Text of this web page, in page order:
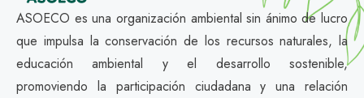
ASOECO es una organización ambiental sin ánimo de lucro
que impulsa la conservación de los recursos naturales, la
educación ambiental y el desarrollo sostenible,
promoviendo la participación ciudadana y una relación